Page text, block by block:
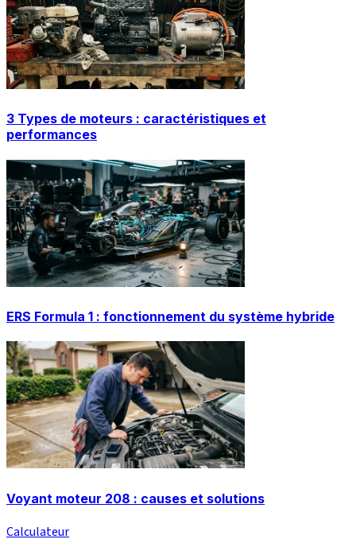
3 Types de moteurs : caractéristiques et
performances
ERS Formula 1 : fonctionnement du système hybride
Voyant moteur 208 : causes et solutions
Calculateur